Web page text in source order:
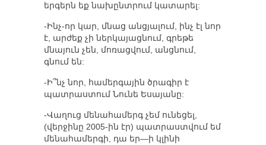
երգերն եք նախընտրում կատարել:
-Ինչ-որ կար, մնաց անցյալում, ինչ էլ նոր
է, արժեք չի ներկայացնում, գրեթե
մնայուն չեն, մոռացվում, անցնում,
գնում են:
-Ի՞նչ նոր, համերգային ծրագիր է
պատրաստում Նունե Եսայանը:
-Վաղուց մենահամերգ չեմ ունեցել,
(վերջինը 2005-ին էր) պատրաստվում եմ
մենահամերգի, դա եր—ի կլինի